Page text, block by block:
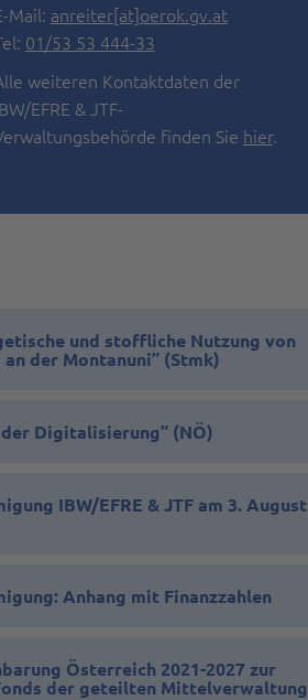
Mail: anreiter[at]oerok.gv.at
01/53 53 444-33
weiteren Kontaktdaten der
EFRE & JTF-
finden Sie hier.
und stoffliche Nutzung von
der Montanuni” (Stmk)
Digitalisierung” (NÖ)
IBW/EFRE & JTF am 3. August
Anhang mit Finanzzahlen
Österreich 2021-2027 zur
der geteilten Mittelverwaltung